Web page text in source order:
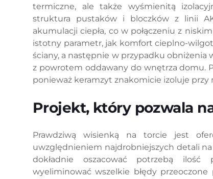
termiczne, ale także wyśmienitą
struktura pustaków i bloczków z linii
akumulacji ciepła, co w połączeniu z
istotny parametr, jak komfort cieplno-
ściany, a następnie w przypadku obniżenia
z powrotem oddawany do wnętrza domu.
ponieważ keramzyt znakomicie izoluje
Projekt, który pozwala
Prawdziwą wisienką na torcie jest
uwzględnieniem najdrobniejszych detali
dokładnie oszacować potrzebą ilość
wyeliminować wszelkie błędy